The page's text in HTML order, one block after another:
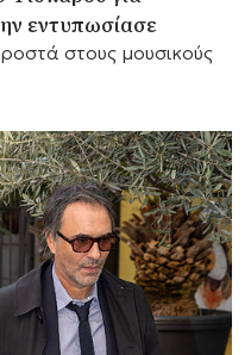
εντυπωσίασε
στους μουσικούς